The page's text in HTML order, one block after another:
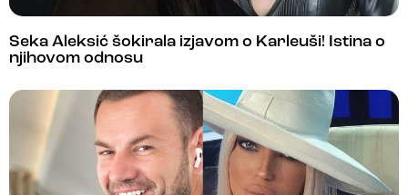
Seka Aleksić šokirala izjavom o Karleuši! Istina o
njihovom odnosu